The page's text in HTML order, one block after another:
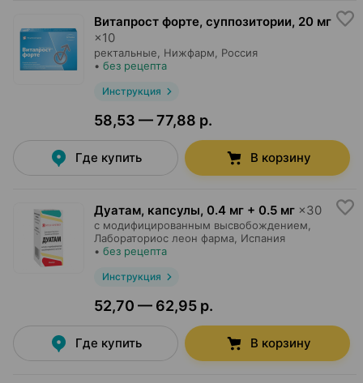
Витапрост форте, суппозитории, 20 мг
×10
ректальные, Нижфарм , Россия
• без рецепта
Инструкция
58,53 — 77,88 р.
Где купить В корзину
Дуатам, капсулы, 0.4 мг + 0.5 мг ×30
с модифицированным высвобождением,
Лабораториос леон фарма , Испания
• без рецепта
Инструкция
52,70 — 62,95 р.
Где купить В корзину